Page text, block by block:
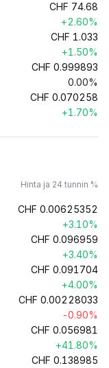
CHF 74.68
+2.60%
CHF 1.033
+1.50%
CHF 0.999893
0.00%
CHF 0.070258
+1.70%
Hinta ja 24 tunnin %
CHF 0.00625352
+3.10%
CHF 0.096959
+3.40%
CHF 0.091704
+4.00%
CHF 0.00228033
-0.90%
CHF 0.056981
+41.80%
CHF 0.138985